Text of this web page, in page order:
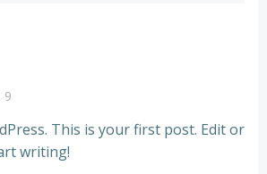
9
This is your first post. Edit or
writing!